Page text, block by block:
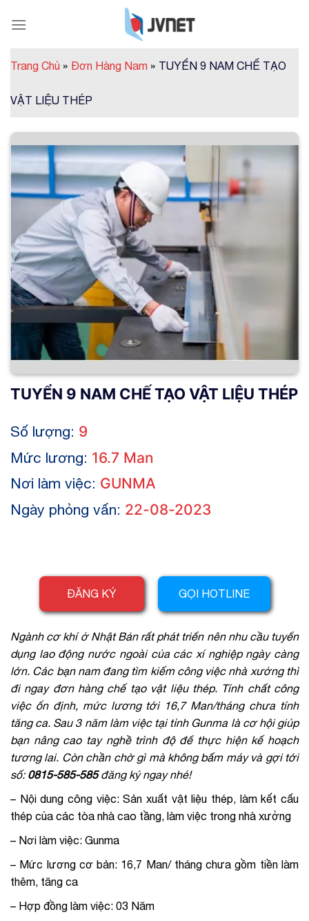
Trang Chủ » Đơn Hàng Nam » TUYỂN 9 NAM CHẾ TẠO
VẬT LIỆU THÉP
TUYỂN 9 NAM CHẾ TẠO VẬT LIỆU THÉP
Số lượng: 9
Mức lương: 16.7 Man
Nơi làm việc: GUNMA
Ngày phỏng vấn: 22-08-2023
ĐĂNG KÝ GỌI HOTLINE
Ngành cơ khí ở Nhật Bản rất phát triển nên nhu cầu tuyển
dụng lao động nước ngoài của các xí nghiệp ngày càng
lớn. Các bạn nam đang tìm kiếm công việc nhà xưởng thì
đi ngay đơn hàng chế tạo vật liệu thép. Tính chất công
việc ổn định, mức lương tới 16,7 Man/tháng chưa tính
tăng ca. Sau 3 năm làm việc tại tỉnh Gunma là cơ hội giúp
bạn nâng cao tay nghề trình độ để thực hiện kế hoạch
tương lai. Còn chần chờ gì mà không bấm máy và gợi tới
số:0815-585-585đăng ký ngay nhé!
– Nội dung công việc: Sản xuất vật liệu thép, làm kết cấu
thép của các tòa nhà cao tầng, làm việc trong nhà xưởng
– Nơi làm việc: Gunma
– Mức lương cơ bản: 16,7 Man/ tháng chưa gồm tiền làm
thêm, tăng ca
– Hợp đồng làm việc: 03 Năm